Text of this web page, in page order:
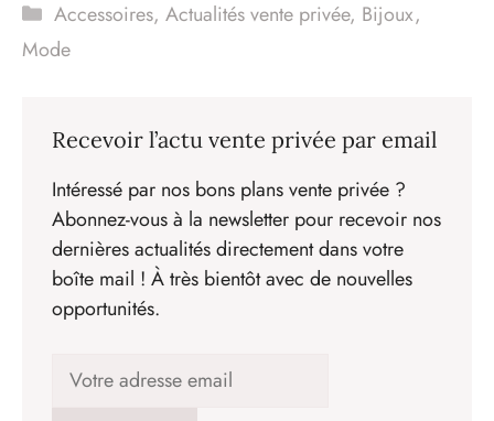
Catégories
Accessoires, Actualités vente privée, Bijoux,
Mode
Recevoir l’actu vente privée par email
Intéressé par nos bons plans vente privée ?
Abonnez-vous à la newsletter pour recevoir nos
dernières actualités directement dans votre
boîte mail ! À très bientôt avec de nouvelles
opportunités.